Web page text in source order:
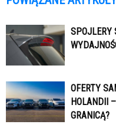
SPOJLERY
OFERTY
HOLANDII
GRANICĄ?